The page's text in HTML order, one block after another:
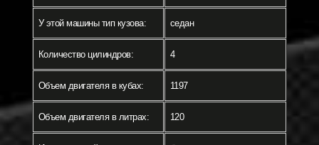
У этой машины тип кузова: седан
Количество цилиндров: 4
Объем двигателя в кубах: 1197
Объем двигателя в литрах: 120